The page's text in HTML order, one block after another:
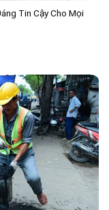
Tin Cậy Cho Mọi